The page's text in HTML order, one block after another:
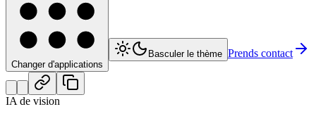
Changer d'applications
Basculer le thème Prends contact
IA de vision